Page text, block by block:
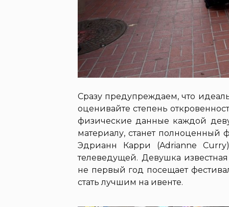
Сразу предупреждаем, что
оценивайте степень
физические данные каждой
материалу, станет полноценный
Эдрианн Карри (Adrianne
телеведущей. Девушка
не первый год посещает
стать лучшим на ивенте.